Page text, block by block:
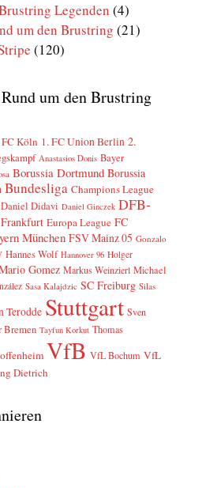
Legenden (4)
um den Brustring (21)
(120)
um den Brustring
FC Köln 1. FC Union Berlin 2.
Anastasios Donis Bayer
Borussia Dortmund Borussia
Bundesliga Champions League
Daniel Didavi Daniel Ginczek DFB-
Europa League FC
München FSV Mainz 05 Gonzalo
Hannes Wolf Hannover 96 Holger
Gomez Markus Weinzierl Michael
Sasa Kalajdzic SC Freiburg Silas
Terodde Stuttgart Sven
Bremen Tayfun Korkut Thomas
VfB VfL Bochum VfL
Dietrich